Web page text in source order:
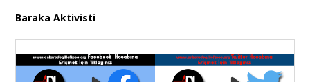
Baraka Aktivisti